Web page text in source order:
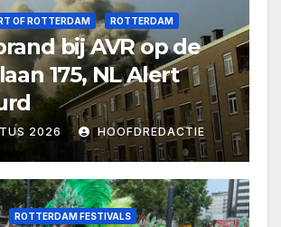
OF ROTTERDAM ROTTERDAM
bij AVR op de
175, NL Alert
2026 HOOFDREDACTIE
ROTTERDAM FESTIVALS